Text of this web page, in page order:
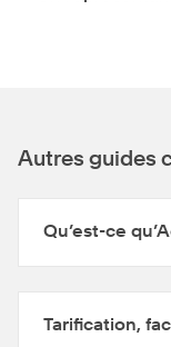
Autres guides
Qu’est-ce
Tarification,